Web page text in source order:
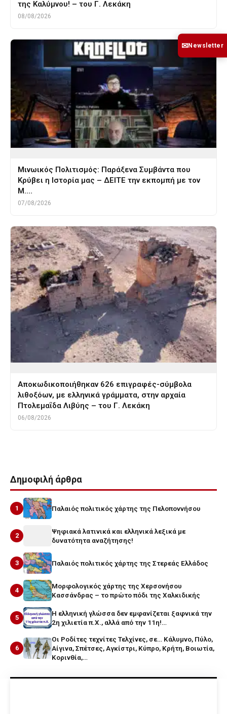
της Καλύμνου! – του Γ. Λεκάκη
08/08/2026
Μινωικός Πολιτισμός: Παράξενα Συμβάντα που
Κρύβει η Ιστορία μας – ΔΕΙΤΕ την εκπομπή με τον
Μ.…
07/08/2026
Αποκωδικοποιήθηκαν 626 επιγραφές-σύμβολα
λιθοξόων, με ελληνικά γράμματα, στην αρχαία
Πτολεμαΐδα Λιβύης – του Γ. Λεκάκη
06/08/2026
Δημοφιλή άρθρα
1 Παλαιός πολιτικός χάρτης της Πελοποννήσου
2
Ψηφιακά λατινικά και ελληνικά λεξικά με
δυνατότητα αναζήτησης!
3 Παλαιός πολιτικός χάρτης της Στερεάς Ελλάδος
4
Μορφολογικός χάρτης της Χερσονήσου
Κασσάνδρας – το πρώτο πόδι της Χαλκιδικής
5
Η ελληνική γλώσσα δεν εμφανίζεται ξαφνικά την
2η χιλιετία π.Χ., αλλά από την 11η!…
6
Οι Ροδίτες τεχνίτες Τελχίνες, σε… Κάλυμνο, Πύλο,
Αίγινα, Σπέτσες, Αγκίστρι, Κύπρο, Κρήτη, Βοιωτία,
Κορινθία,…
✉Newsletter